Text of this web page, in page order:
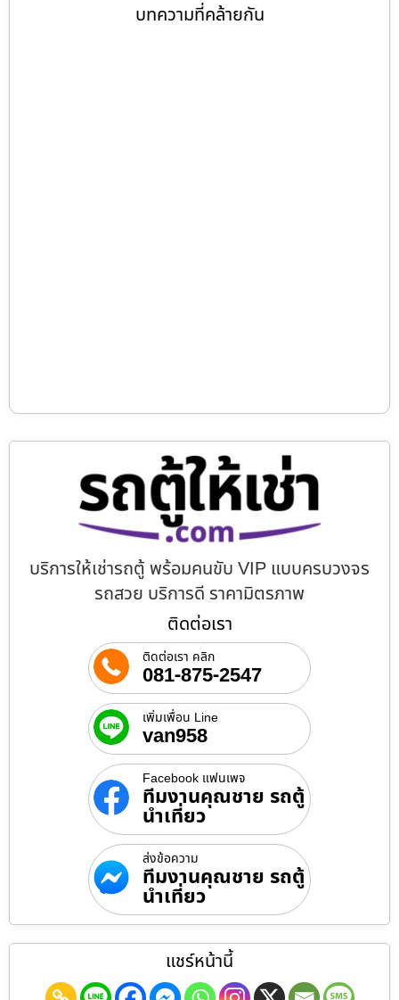
บทความที่คล้ายกัน
บริการให้เช่ารถตู้ พร้อมคนขับ VIP แบบครบวงจร
รถสวย บริการดี ราคามิตรภาพ
ติดต่อเรา
ติดต่อเรา คลิก
081-875-2547
เพิ่มเพื่อน Line
van958
Facebook แฟนเพจ
ทีมงานคุณชาย รถตู้
นำเที่ยว
ส่งข้อความ
ทีมงานคุณชาย รถตู้
นำเที่ยว
แชร์หน้านี้